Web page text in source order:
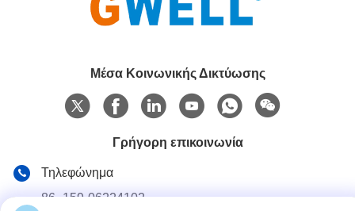
Μέσα Κοινωνικής Δικτύωσης
Γρήγορη επικοινωνία
Τηλεφώνημα
86- 159-06224102